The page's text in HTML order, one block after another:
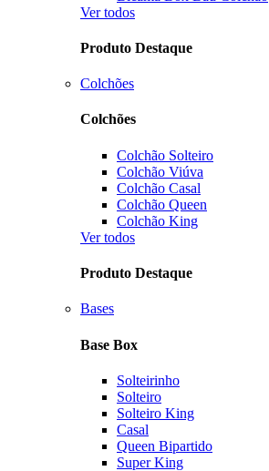
Ver todos
Produto Destaque
Colchões
Colchões
Colchão Solteiro
Colchão Viúva
Colchão Casal
Colchão Queen
Colchão King
Ver todos
Produto Destaque
Bases
Base Box
Solteirinho
Solteiro
Solteiro King
Casal
Queen Bipartido
Super King